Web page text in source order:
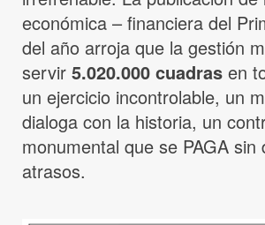
económica – financiera del
del año arroja que la gestión
servir 5.020.000 cuadras en
un ejercicio incontrolable, un
dialoga con la historia, un
monumental que se PAGA sin
atrasos.